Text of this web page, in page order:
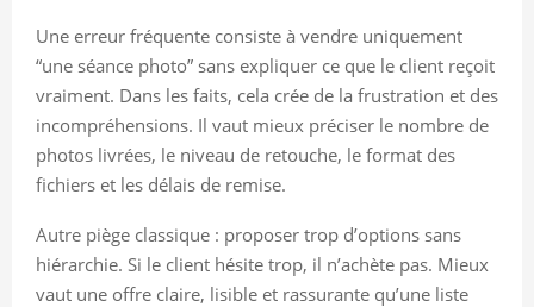
Une erreur fréquente consiste à vendre uniquement
“une séance photo” sans expliquer ce que le client reçoit
vraiment. Dans les faits, cela crée de la frustration et des
incompréhensions. Il vaut mieux préciser le nombre de
photos livrées, le niveau de retouche, le format des
fichiers et les délais de remise.
Autre piège classique : proposer trop d’options sans
hiérarchie. Si le client hésite trop, il n’achète pas. Mieux
vaut une offre claire, lisible et rassurante qu’une liste